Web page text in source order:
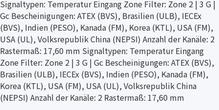
Signaltypen: Temperatur Eingang Zone Filter: Zone 2 | 3 G |
Gc Bescheinigungen: ATEX (BVS), Brasilien (ULB), IECEx
(BVS), Indien (PESO), Kanada (FM), Korea (KTL), USA (FM),
USA (UL), Volksrepublik China (NEPSI) Anzahl der Kanäle: 2
Rastermaß: 17,60 mm Signaltypen: Temperatur Eingang
Zone Filter: Zone 2 | 3 G | Gc Bescheinigungen: ATEX (BVS),
Brasilien (ULB), IECEx (BVS), Indien (PESO), Kanada (FM),
Korea (KTL), USA (FM), USA (UL), Volksrepublik China
(NEPSI) Anzahl der Kanäle: 2 Rastermaß: 17,60 mm